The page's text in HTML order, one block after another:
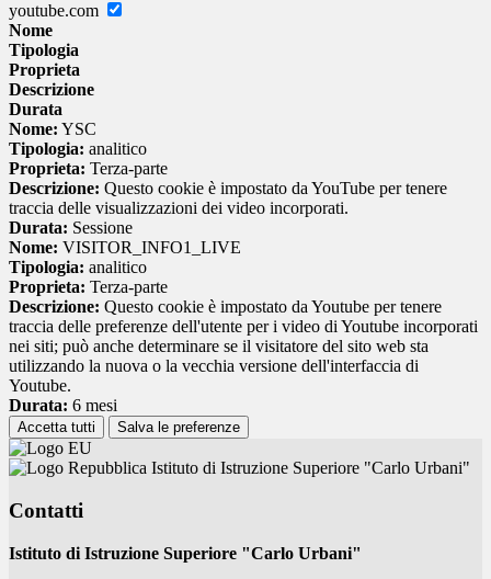
youtube.com
Nome
Tipologia
Proprieta
Descrizione
Durata
Nome: YSC
Tipologia: analitico
Proprieta: Terza-parte
Descrizione: Questo cookie è impostato da YouTube per tenere
traccia delle visualizzazioni dei video incorporati.
Durata: Sessione
Nome: VISITOR_INFO1_LIVE
Tipologia: analitico
Proprieta: Terza-parte
Descrizione: Questo cookie è impostato da Youtube per tenere
traccia delle preferenze dell'utente per i video di Youtube incorporati
nei siti; può anche determinare se il visitatore del sito web sta
utilizzando la nuova o la vecchia versione dell'interfaccia di
Youtube.
Durata: 6 mesi
Accetta tutti Salva le preferenze
Istituto di Istruzione Superiore "Carlo Urbani"
Contatti
Istituto di Istruzione Superiore "Carlo Urbani"